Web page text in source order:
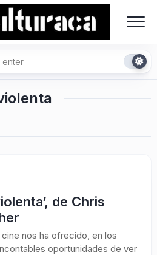
de Chris
nos ha ofrecido, en los
oportunidades de ver